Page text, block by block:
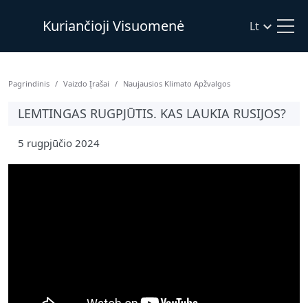
Kuriančioji Visuomenė Lt
Pagrindinis Vaizdo Įrašai Naujausios Klimato Apžvalgos
LEMTINGAS RUGPJŪTIS. KAS LAUKIA RUSIJOS?
5 rugpjūčio 2024